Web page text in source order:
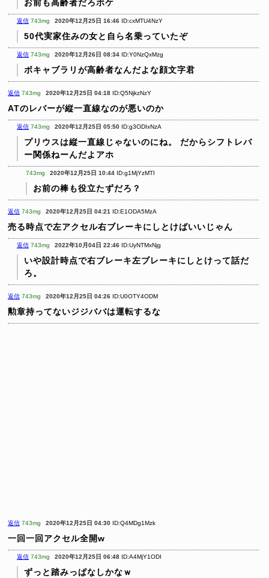
お前も高齢者だろボケ
返信 743mg 2020年12月25日 16:46 ID:cxMTU4NzY
50代実家住みの女と自ら名乗っていたぞ
返信 743mg 2020年12月26日 08:34 ID:Y0NzQxMzg
ボキャブラリが高齢者なんだよな顔文字君
返信 743mg 2020年12月25日 04:18 ID:Q5NjkzNzY
ATのレバーが縦一直線なのが悪いのか
返信 743mg 2020年12月25日 05:50 ID:g3ODIxNzA
プリウスは縦一直線じゃないのにね。
だからシフトレバ
ー関係ねーんだよアホ
743mg 2020年12月25日 10:44 ID:g1MjYzMTI
お前の棒も役立たずだろ？
返信 743mg 2020年12月25日 04:21 ID:E1ODA5MzA
売る時点で左アクセル右ブレーキにしとけばいいじゃん
返信 743mg 2022年10月04日 22:46 ID:UyNTMxNjg
いや設計時点で右ブレーキ左ブレーキにしとけって話だ
ろ。
返信 743mg 2020年12月25日 04:26 ID:U0OTY4ODM
勲章持ってないジジババは運転するな
返信 743mg 2020年12月25日 04:30 ID:Q4MDg1Mzk
一回一回アクセル全開w
返信 743mg 2020年12月25日 06:48 ID:A4MjY1ODI
ずっと踏みっぱなしかなｗ